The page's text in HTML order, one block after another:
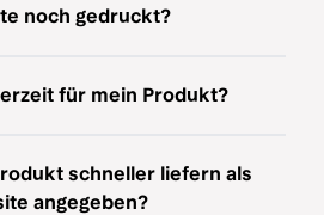
noch gedruckt?
für mein Produkt?
schneller liefern als
angegeben?